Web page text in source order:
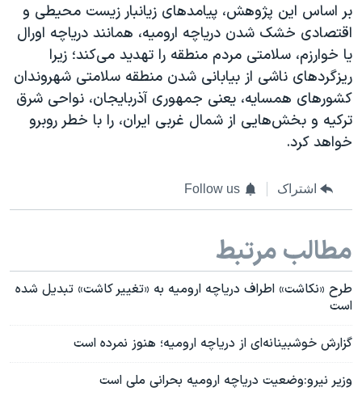
بر اساس این پژوهش، پیامدهای زیانبار زیست محیطی و
اقتصادی خشک شدن دریاچه ارومیه، همانند دریاچه اورال
یا خوارزم، سلامتی مردم منطقه را تهدید می‌کند؛ زیرا
ریزگردهای ناشی از بیابانی شدن منطقه سلامتی شهروندان
کشورهای همسایه، یعنی جمهوری آذربایجان، نواحی شرق
ترکیه و بخش‌هایی از شمال غربی ایران، را با خطر روبرو
خواهد کرد.
اشتراک Follow us
مطالب مرتبط
طرح «نکاشت» اطراف دریاچه ارومیه به «تغییر کاشت» تبدیل شده
است
گزارش خوشبینانه‌ای از دریاچه ارومیه؛ هنوز نمرده است
وزیر نیرو:وضعیت دریاچه ارومیه بحرانی ملی است